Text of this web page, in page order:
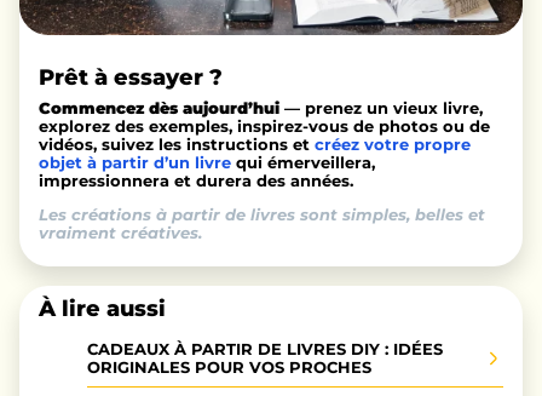
Prêt à essayer ?
Commencez dès aujourd’hui — prenez un vieux livre,
explorez des exemples, inspirez-vous de photos ou de
vidéos, suivez les instructions et créez votre propre
objet à partir d’un livre qui émerveillera,
impressionnera et durera des années.
Les créations à partir de livres sont simples, belles et
vraiment créatives.
À lire aussi
CADEAUX À PARTIR DE LIVRES DIY : IDÉES
ORIGINALES POUR VOS PROCHES